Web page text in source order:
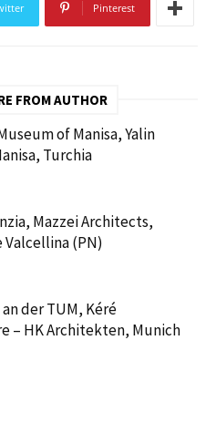
Pinterest
FROM AUTHOR
of Manisa, Yalin
Turchia
Mazzei Architects,
(PN)
der TUM, Kéré
– HK Architekten, Munich